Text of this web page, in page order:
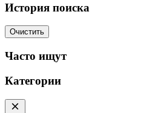
История поиска
Очистить
Часто ищут
Категории